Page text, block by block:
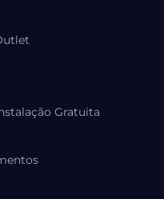
Gratuita